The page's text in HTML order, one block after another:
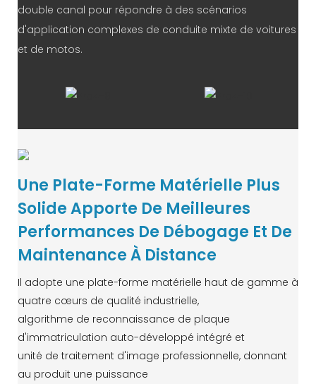
double canal pour répondre à des scénarios
d'application complexes de conduite mixte de voitures
et de motos.
Une Plate-Forme Matérielle Plus
Solide Apporte De Meilleures
Performances De Débogage Et De
Maintenance À Distance
Il adopte une plate-forme matérielle haut de gamme à
quatre cœurs de qualité industrielle,
algorithme de reconnaissance de plaque
d'immatriculation auto-développé intégré et
unité de traitement d'image professionnelle, donnant
au produit une puissance